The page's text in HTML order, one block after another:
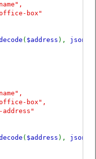
box"
( $address ),
box",
( $address ),